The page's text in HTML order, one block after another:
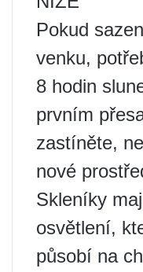
Pokud
venku,
8 hodin
prvním
zastíněte,
nové
Skleníky
osvětlení,
působí na